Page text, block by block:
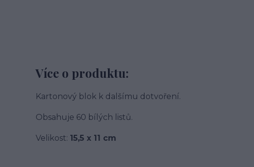
Více o produktu:
Kartonový blok k dalšímu dotvoření.
Obsahuje 60 bílých listů.
Velikost: 15,5 x 11 cm